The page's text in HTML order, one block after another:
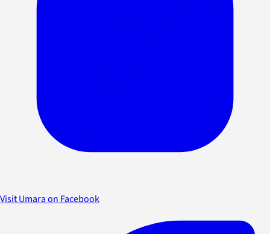
Visit Umara on Facebook